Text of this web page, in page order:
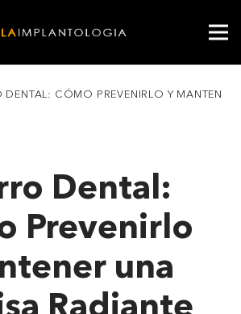
DENTAL: CÓMO PREVENIRLO Y
Dental:
Prevenirlo
una